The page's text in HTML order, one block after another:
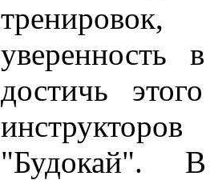
достичь
инструкторов
"Будокай".